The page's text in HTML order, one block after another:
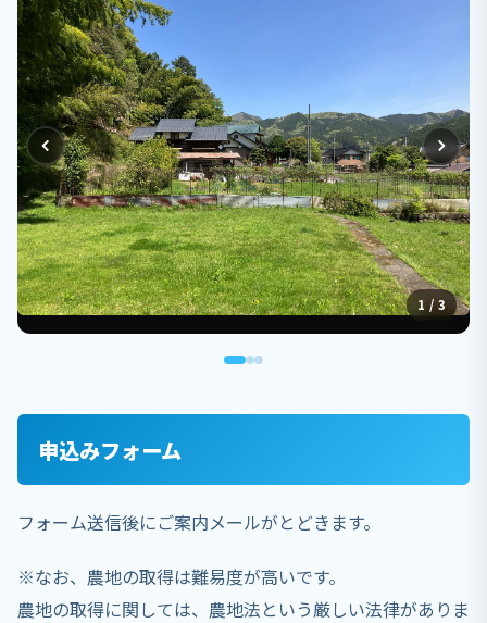
1 / 3
申込みフォーム
フォーム送信後にご案内メールがとどきます。
※なお、農地の取得は難易度が高いです。
農地の取得に関しては、農地法という厳しい法律がありま